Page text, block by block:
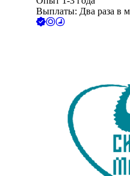
Выплаты: Два раза в